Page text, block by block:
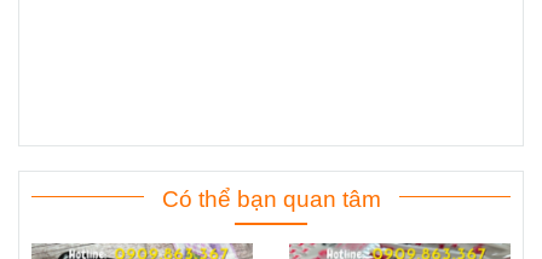
Có thể bạn quan tâm